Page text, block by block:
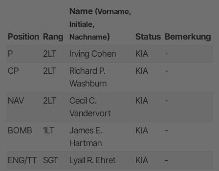
Position Rang
Name (Vorname,
Initiale,
Nachname) Status Bemerkung
P
2LT Irving Cohen KIA
-
CP
2LT
Richard P.
Washburn
KIA -
NAV 2LT
Cecil C.
Vandervort
KIA -
BOMB 1LT
James E.
Hartman
KIA -
ENG/TT SGT Lyall R. Ehret KIA
-